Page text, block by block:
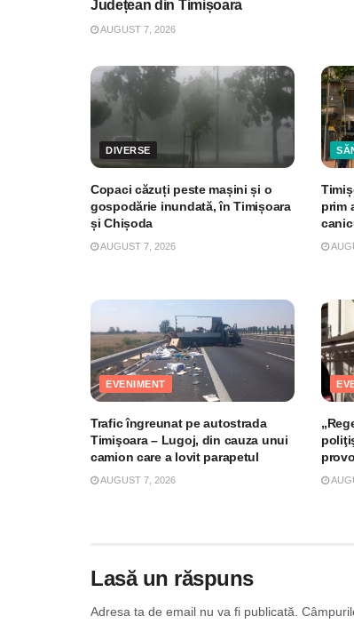
Județean din Timișoara
AUGUST 7, 2026
DIVERSE
Copaci căzuți peste mașini și o
gospodărie inundată, în Timișoara
și Chișoda
AUGUST 7, 2026
prim
EVENIMENT
Trafic îngreunat pe autostrada
Timişoara – Lugoj, din cauza unui
camion care a lovit parapetul
AUGUST 7, 2026
Lasă un răspuns
Adresa ta de email nu va fi publicată.